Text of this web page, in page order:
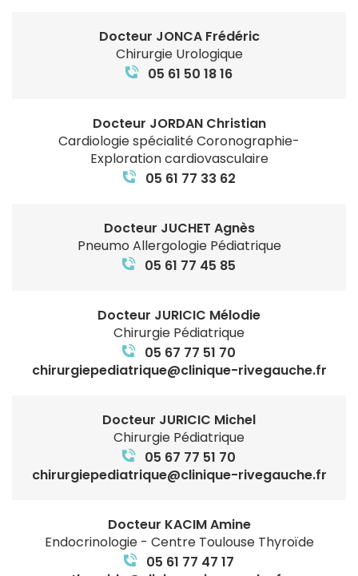
Docteur JONCA Frédéric
Chirurgie Urologique
05 61 50 18 16
Docteur JORDAN Christian
Cardiologie spécialité Coronographie-
Exploration cardiovasculaire
05 61 77 33 62
Docteur JUCHET Agnès
Pneumo Allergologie Pédiatrique
05 61 77 45 85
Docteur JURICIC Mélodie
Chirurgie Pédiatrique
05 67 77 51 70
chirurgiepediatrique@clinique-rivegauche.fr
Docteur JURICIC Michel
Chirurgie Pédiatrique
05 67 77 51 70
chirurgiepediatrique@clinique-rivegauche.fr
Docteur KACIM Amine
Endocrinologie - Centre Toulouse Thyroïde
05 61 77 47 17